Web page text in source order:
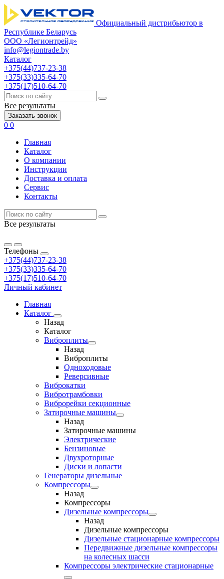
Официальный дистрибьютор в
Республике Беларусь
ООО «Легионтрейд»
info@legiontrade.by
Каталог
+375(44)737-23-38
+375(33)335-64-70
+375(17)510-64-70
Все результаты
Заказать звонок
0 0
Главная
Каталог
О компании
Инструкции
Доставка и оплата
Сервис
Контакты
Все результаты
Телефоны
+375(44)737-23-38
+375(33)335-64-70
+375(17)510-64-70
Личный кабинет
Главная
Каталог
Назад
Каталог
Виброплиты
Назад
Виброплиты
Одноходовые
Реверсивные
Виброкатки
Вибротрамбовки
Виброрейки секционные
Затирочные машины
Назад
Затирочные машины
Электрические
Бензиновые
Двухроторные
Диски и лопасти
Генераторы дизельные
Компрессоры
Назад
Компрессоры
Дизельные компрессоры
Назад
Дизельные компрессоры
Дизельные стационарные компрессоры
Передвижные дизельные компрессоры
на колесных шасси
Компрессоры электрические стационарные